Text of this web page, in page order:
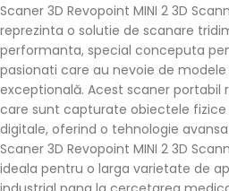
Scaner 3D Revopoint MINI 2 3D
reprezinta o solutie de scanare
performanta, special conceputa
pasionati care au nevoie de modele
exceptională. Acest scaner portabil
care sunt capturate obiectele
digitale, oferind o tehnologie
Scaner 3D Revopoint MINI 2 3D
ideala pentru o larga varietate de